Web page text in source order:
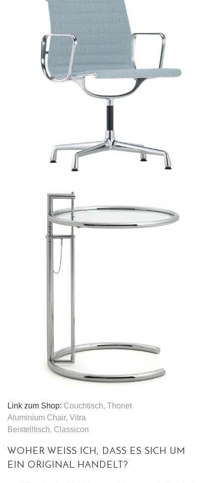
Link zum Shop: Couchtisch, Thonet
Aluminium Chair, Vitra
Beistelltisch, Classicon
WOHER WEISS ICH, DASS ES SICH UM
EIN ORIGINAL HANDELT?